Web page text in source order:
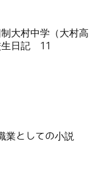
大村中学（大村高
生日記 11
としての小説